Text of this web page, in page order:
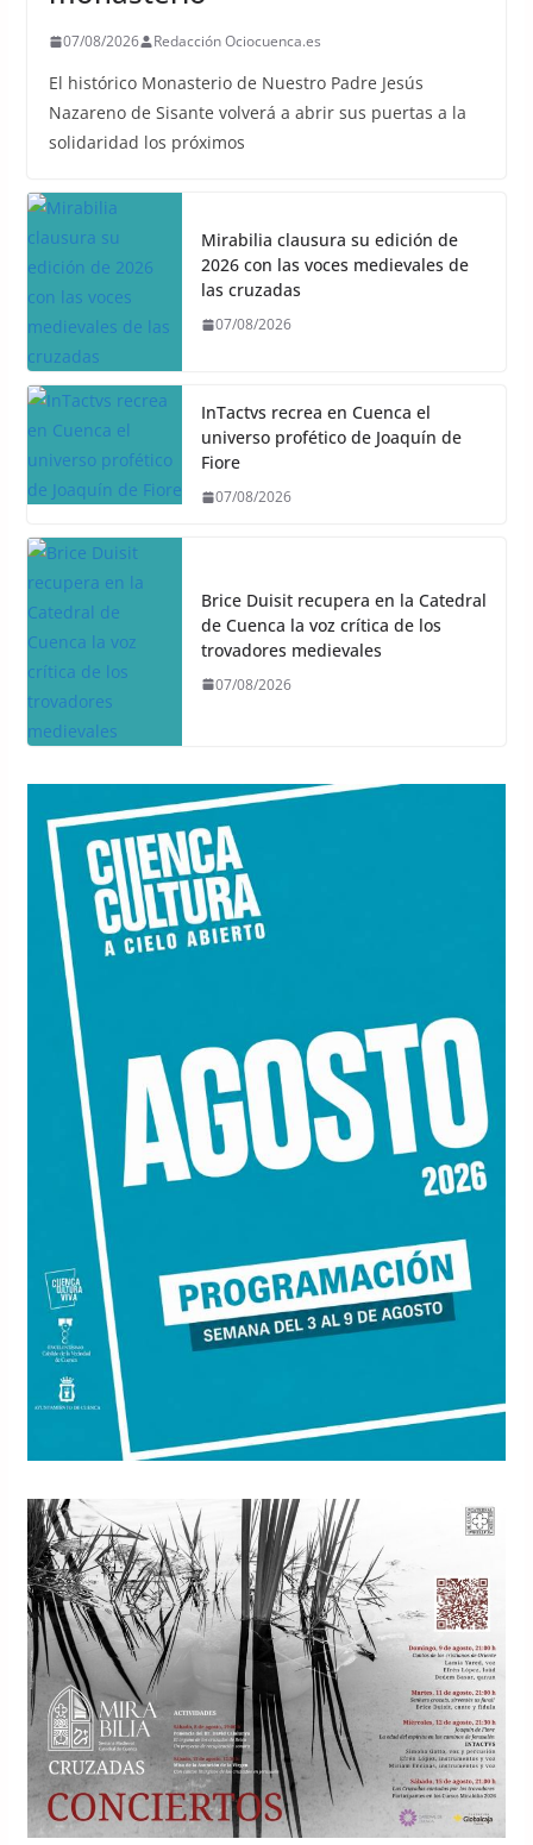
07/08/2026 Redacción Ociocuenca.es
El histórico Monasterio de Nuestro Padre Jesús
Nazareno de Sisante volverá a abrir sus puertas a la
solidaridad los próximos
Mirabilia clausura su edición de
2026 con las voces medievales de
las cruzadas
07/08/2026
InTactvs recrea en Cuenca el
universo profético de Joaquín de
Fiore
07/08/2026
Brice Duisit recupera en la Catedral
de Cuenca la voz crítica de los
trovadores medievales
07/08/2026